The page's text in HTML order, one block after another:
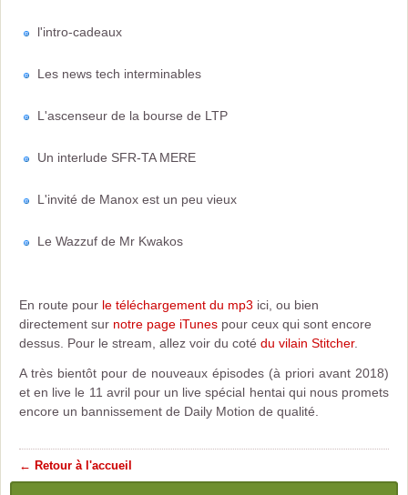
l'intro-cadeaux
Les news tech interminables
L'ascenseur de la bourse de LTP
Un interlude SFR-TA MERE
L'invité de Manox est un peu vieux
Le Wazzuf de Mr Kwakos
En route pour le téléchargement du mp3 ici, ou bien
directement sur notre page iTunes pour ceux qui sont encore
dessus. Pour le stream, allez voir du coté du vilain Stitcher.
A très bientôt pour de nouveaux épisodes (à priori avant 2018)
et en live le 11 avril pour un live spécial hentai qui nous promets
encore un bannissement de Daily Motion de qualité.
← Retour à l'accueil